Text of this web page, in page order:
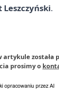
Leszczyński.
została
prosimy o